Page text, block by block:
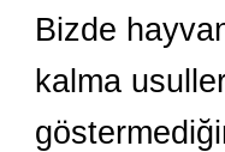
Bizde
kalma